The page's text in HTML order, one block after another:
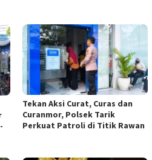
Tekan Aksi Curat, Curas dan
Curanmor, Polsek Tarik
Perkuat Patroli di Titik Rawan